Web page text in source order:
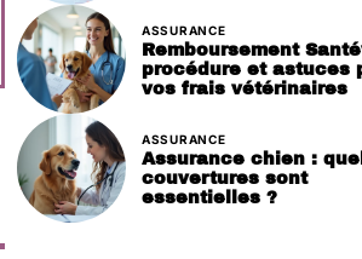
ASSURANCE
Remboursement
procédure et astuces
vos frais vétérinaires
ASSURANCE
Assurance chien :
couvertures sont
essentielles ?